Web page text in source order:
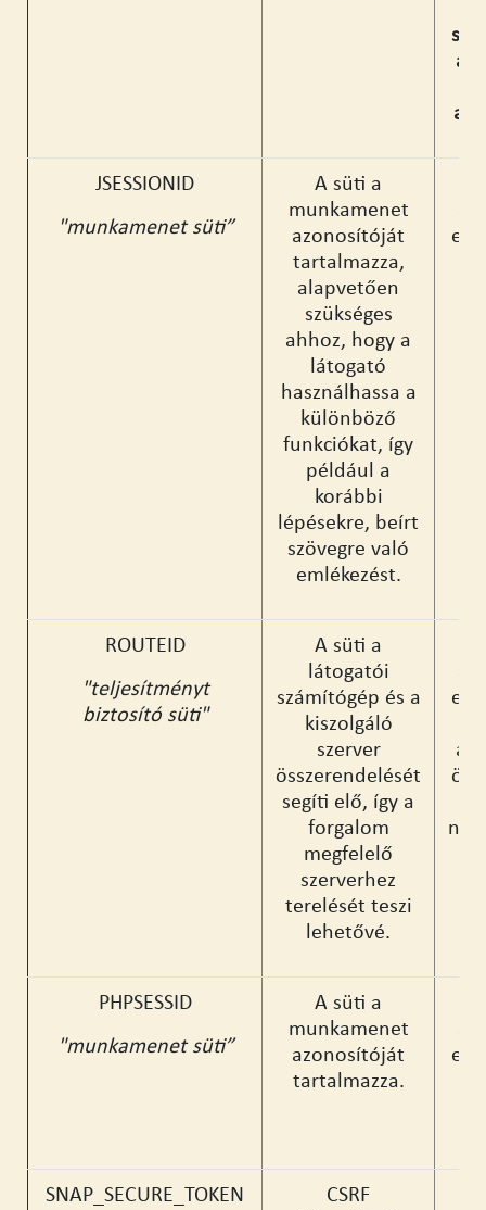
JSESSIONID
"munkamenet süti”
A süti a
munkamenet
azonosítóját
tartalmazza,
alapvetően
szükséges
ahhoz, hogy a
látogató
használhassa a
különböző
funkciókat, így
például a
korábbi
lépésekre, beírt
szövegre való
emlékezést.
ROUTEID
"teljesítményt
biztosító süti"
A süti a
látogatói
számítógép és a
kiszolgáló
szerver
összerendelését
segíti elő, így a
forgalom
megfelelő
szerverhez
terelését teszi
lehetővé.
PHPSESSID
"munkamenet süti”
A süti a
munkamenet
azonosítóját
tartalmazza.
SNAP_SECURE_TOKEN
CSRF